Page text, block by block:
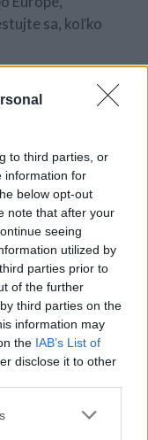
to third parties, or
information for
below opt-out
note that after your
seeing
utilized by
parties prior to
of the further
third parties on the
information may
the IAB’s List of
disclose it to other
sa, koľko
leží na Dunaji
ostrovy?
ktorí majú
Hra je
podklade dvoch
s viac ako
spoznať jednotlivé
a umenie a
informácie.
do akejkoľvek
Radosť z toho,